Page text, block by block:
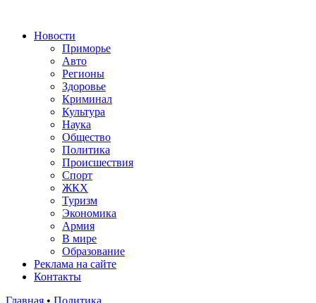
Новости
Приморье
Авто
Регионы
Здоровье
Криминал
Культура
Наука
Общество
Политика
Происшествия
Спорт
ЖКХ
Туризм
Экономика
Армия
В мире
Образование
Реклама на сайте
Контакты
Главная • Политика